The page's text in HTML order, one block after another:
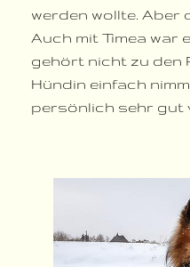
werden wollte. Aber
Auch mit Timea war
gehört nicht zu den
Hündin einfach
persönlich sehr gut